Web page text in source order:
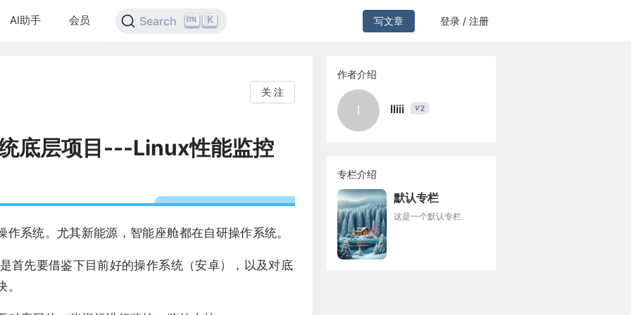
AI助手 会员 Search K 写文章 登录 / 注册
关 注
底层项目---Linux性能监控
系统。尤其新能源，智能座舱都在自研操作系统。
首先要借鉴下目前好的操作系统（安卓），以及对底
作者介绍
l lliii V2
专栏介绍
默认专栏
这是一个默认专栏